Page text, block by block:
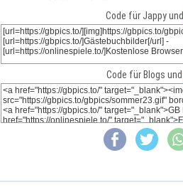
Code für Jappy und
Code für Blogs und